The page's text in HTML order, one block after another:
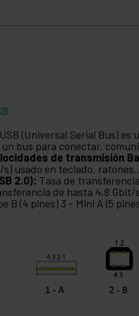
(Universal Serial Bus)
un bus para conectar,
de transmisión
s) usado en teclado,
2.0): Tasa de
de hasta 4,8 Gbit/
B (4 pines) 3 - Mini A (5